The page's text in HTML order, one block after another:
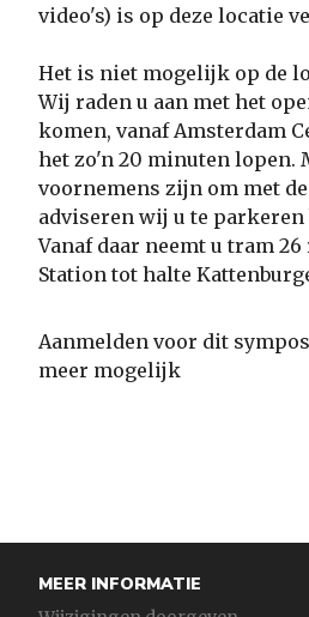
video's) is op deze locatie
Het is niet mogelijk op de
Wij raden u aan met het
komen, vanaf Amsterdam
het zo'n 20 minuten lopen.
voornemens zijn om met
adviseren wij u te parkeren
Vanaf daar neemt u tram
Station tot halte
Aanmelden voor dit
meer mogelijk
MEER INFORMATIE